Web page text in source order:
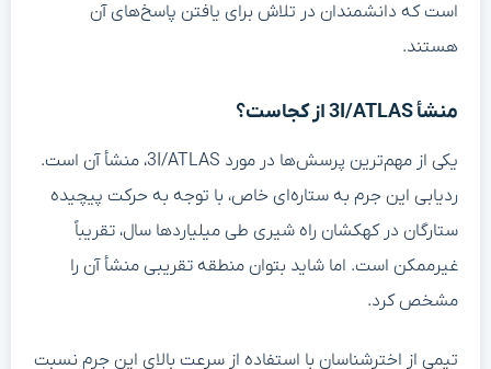
است که دانشمندان در تلاش برای یافتن پاسخ‌های آن
هستند.
منشأ 3I/ATLAS از کجاست؟
یکی از مهم‌ترین پرسش‌ها در مورد 3I/ATLAS، منشأ آن است.
ردیابی این جرم به ستاره‌ای خاص، با توجه به حرکت پیچیده
ستارگان در کهکشان راه شیری طی میلیاردها سال، تقریباً
غیرممکن است. اما شاید بتوان منطقه تقریبی منشأ آن را
مشخص کرد.
تیمی از اخترشناسان با استفاده از سرعت بالای این جرم نسبت